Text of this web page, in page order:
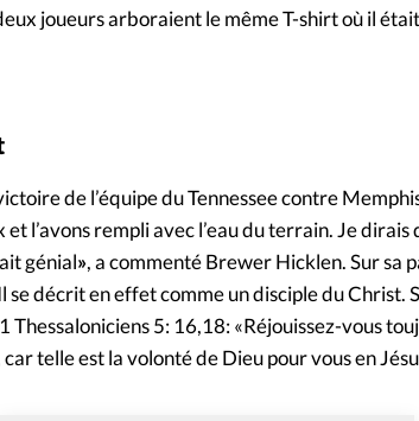
joueurs arboraient le même T-shirt où il
de l’équipe du Tennessee contre
l’avons rempli avec l’eau du terrain. Je dirais
génial», a commenté Brewer Hicklen. Sur sa
décrit en effet comme un disciple du Christ.
5: 16,18: «Réjouissez-vous
telle est la volonté de Dieu pour vous en